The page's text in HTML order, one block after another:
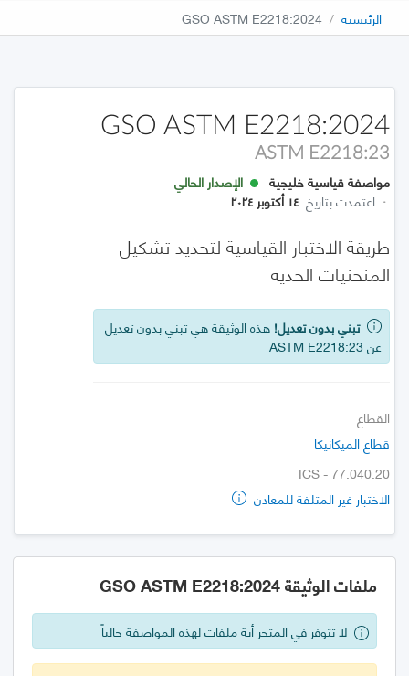
الرئيسية GSO ASTM E2218:2024
GSO ASTM E2218:2024
ASTM E2218:23
مواصفة قياسية خليجية
الإصدار الحالي
· اعتمدت بتاريخ ١٤ أكتوبر ٢٠٢٤
طريقة الاختبار القياسية لتحديد تشكيل
المنحنيات الحدية
تبني بدون تعديل! هذه الوثيقة هي تبني بدون تعديل
عن ASTM E2218:23
القطاع
قطاع الميكانيكا
ICS - 77.040.20
الاختبار غير المتلفة للمعادن
ملفات الوثيقة GSO ASTM E2218:2024
لا تتوفر في المتجر أية ملفات لهذه المواصفة حالياً